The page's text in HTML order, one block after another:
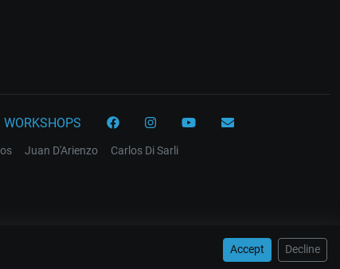
Accept Decline
WORKSHOPS
Juan D'Arienzo
Carlos Di Sarli